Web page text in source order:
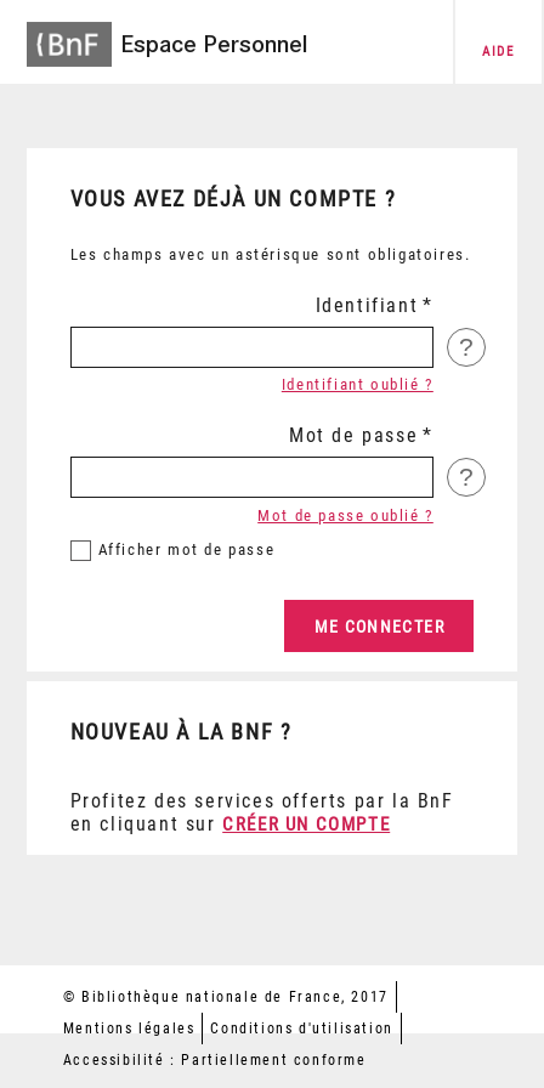
Espace Personnel AIDE
VOUS AVEZ DÉJÀ UN COMPTE ?
Les champs avec un astérisque sont obligatoires.
Identifiant
?
Identifiant oublié ?
Mot de passe
?
Afficher mot de passe
Mot de passe oublié ?
NOUVEAU À LA BNF ?
Profitez des services offerts par la BnF
en cliquant sur CRÉER UN COMPTE
© Bibliothèque nationale de France, 2017
Mentions légales
Conditions d'utilisation
Accessibilité : Partiellement conforme